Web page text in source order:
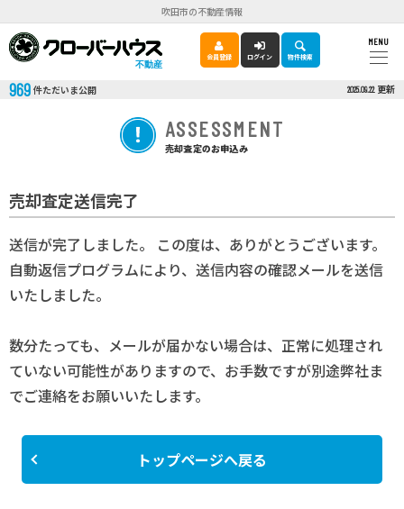
吹田市の不動産情報
不動産
会員登録 ログイン 物件検索
MENU
969 件ただいま公開 2025.09.22 更新
ASSESSMENT
売却査定のお申込み
売却査定送信完了
送信が完了しました。 この度は、ありがとうございます。
自動返信プログラムにより、送信内容の確認メールを送信
いたしました。
数分たっても、メールが届かない場合は、正常に処理され
ていない可能性がありますので、お手数ですが別途弊社ま
でご連絡をお願いいたします。
トップページへ戻る